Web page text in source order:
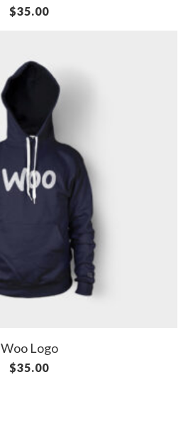
$35.00
Woo Logo
$35.00